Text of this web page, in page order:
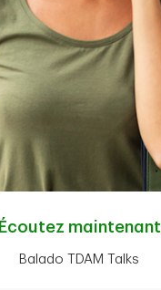
Écoutez maintenant
Balado TDAM Talks